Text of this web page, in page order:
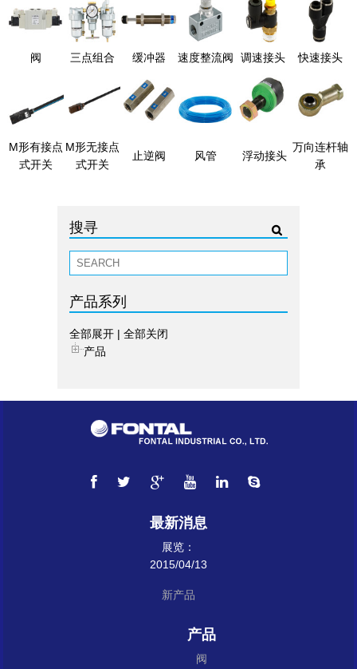
阀 三点组合 缓冲器 速度整流阀 调速接头 快速接头
M形有接点
式开关
M形无接点
式开关
止逆阀 风管 浮动接头
万向连杆轴
承
搜寻
产品系列
全部展开 | 全部关闭
产品
最新消息
展览：
2015/04/13
新产品
产品
阀